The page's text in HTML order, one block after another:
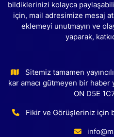
bildiklerinizi kolayca
için, mail adresimize mesaj
eklemeyi unutmayın ve
yaparak,
Sitemiz tamamen
kar amacı gütmeyen bir
ON D5E
Fikir ve Görüşleriniz için